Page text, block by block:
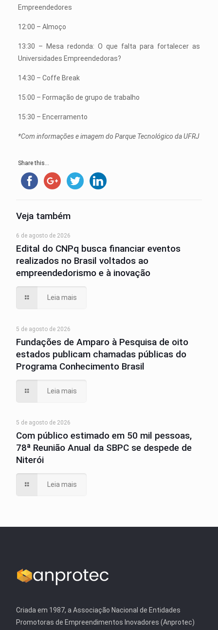
Empreendedores
12:00 – Almoço
13:30 – Mesa redonda: O que falta para fortalecer as
Universidades Empreendedoras?
14:30 – Coffe Break
15:00 – Formação de grupo de trabalho
15:30 – Encerramento
*Com informações e imagem do Parque Tecnológico da UFRJ
Share this...
Veja também
6 de agosto de 2026
Edital do CNPq busca financiar eventos
realizados no Brasil voltados ao
empreendedorismo e à inovação
Leia mais
5 de agosto de 2026
Fundações de Amparo à Pesquisa de oito
estados publicam chamadas públicas do
Programa Conhecimento Brasil
Leia mais
5 de agosto de 2026
Com público estimado em 50 mil pessoas,
78ª Reunião Anual da SBPC se despede de
Niterói
Leia mais
Criada em 1987, a Associação Nacional de Entidades
Promotoras de Empreendimentos Inovadores (Anprotec)